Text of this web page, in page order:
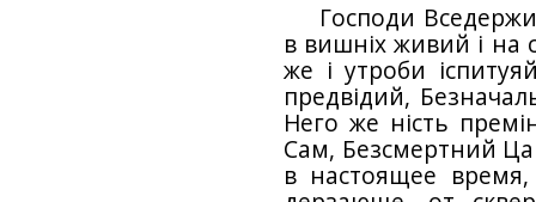
Господи
в вишніх живий і на
же і утроби
предвідий,
Него же ність
Сам, Безсмертний
в настоящее